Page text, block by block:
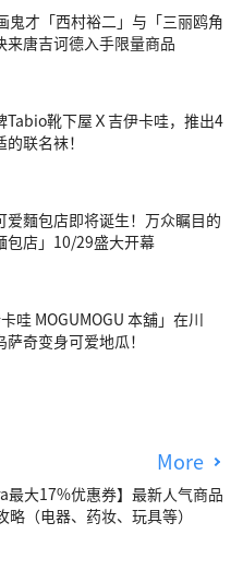
鬼才「西村裕二」与「三丽鸥角
来唐吉诃德入手限量商品
Tabio靴下屋Ｘ吉伊卡哇，推出4
联名袜！
爱麵包店即将诞生！万众瞩目的
包店」10/29盛大开幕
哇 MOGUMOGU 本舖」在川
奇变身可爱地瓜！
More
最大17%优惠券】最新人气商品
略（电器、药妆、玩具等）